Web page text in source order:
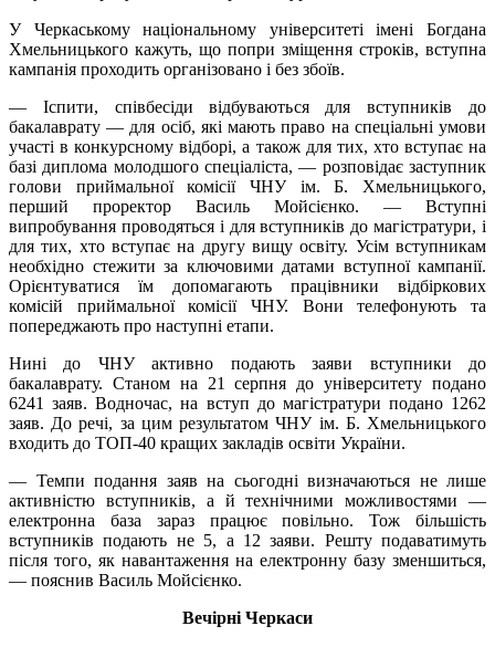
У Черкаському національному університеті імені Богдана
Хмельницького кажуть, що попри зміщення строків, вступна
кампанія проходить організовано і без збоїв.
— Іспити, співбесіди відбуваються для вступників до
бакалаврату — для осіб, які мають право на спеціальні умови
участі в конкурсному відборі, а також для тих, хто вступає на
базі диплома молодшого спеціаліста, — розповідає заступник
голови приймальної комісії ЧНУ ім. Б. Хмельницького,
перший проректор Василь Мойсієнко. — Вступні
випробування проводяться і для вступників до магістратури, і
для тих, хто вступає на другу вищу освіту. Усім вступникам
необхідно стежити за ключовими датами вступної кампанії.
Орієнтуватися їм допомагають працівники відбіркових
комісій приймальної комісії ЧНУ. Вони телефонують та
попереджають про наступні етапи.
Нині до ЧНУ активно подають заяви вступники до
бакалаврату. Станом на 21 серпня до університету подано
6241 заяв. Водночас, на вступ до магістратури подано 1262
заяв. До речі, за цим результатом ЧНУ ім. Б. Хмельницького
входить до ТОП­-40 кращих закладів освіти України.
— Темпи подання заяв на сьогодні визначаються не лише
активністю вступників, а й технічними можливостями —
електронна база зараз працює повільно. Тож більшість
вступників подають не 5, а 1­2 заяви. Решту подаватимуть
після того, як навантаження на електронну базу зменшиться,
— пояснив Василь Мойсієнко.
Вечірні Черкаси